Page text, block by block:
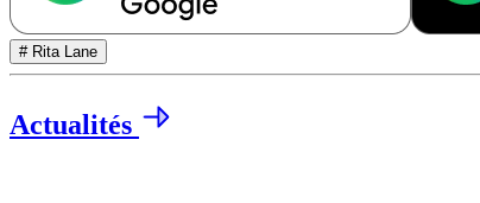
# Rita Lane
Actualités